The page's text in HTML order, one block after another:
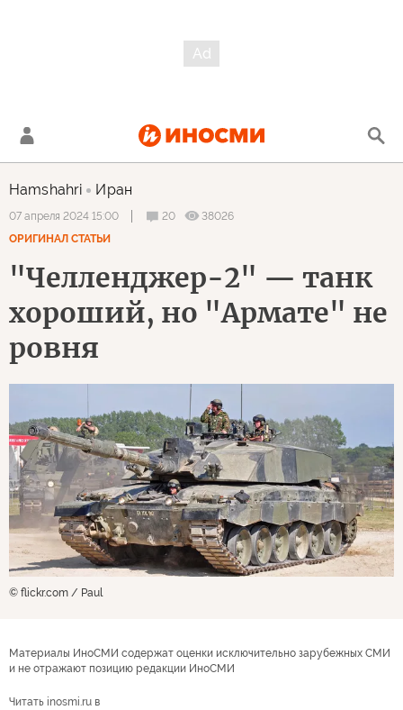
Hamshahri Иран
07 апреля 2024 15:00 20
38026
ОРИГИНАЛ СТАТЬИ
"Челленджер-2" — танк
хороший, но "Армате" не
ровня
© flickr.com / Paul
Материалы ИноСМИ содержат оценки исключительно зарубежных СМИ
и не отражают позицию редакции ИноСМИ
Читать inosmi.ru в